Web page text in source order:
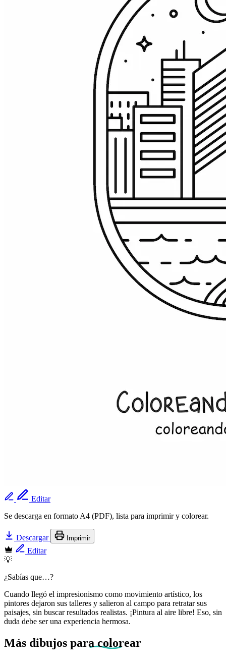
Editar
Se descarga en formato A4 (PDF), lista para imprimir y colorear.
Descargar Imprimir
Editar
💡
¿Sabías que…?
Cuando llegó el impresionismo como movimiento artístico, los
pintores dejaron sus talleres y salieron al campo para retratar sus
paisajes, sin buscar resultados realistas. ¡Pintura al aire libre! Eso, sin
duda debe ser una experiencia hermosa.
Más dibujos para colorear